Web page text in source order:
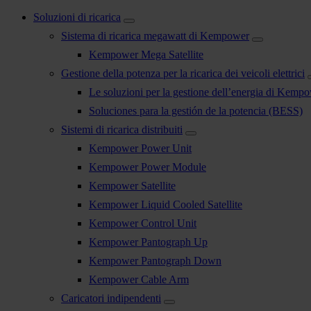
Soluzioni di ricarica
Sistema di ricarica megawatt di Kempower
Kempower Mega Satellite
Gestione della potenza per la ricarica dei veicoli elettrici
Le soluzioni per la gestione dell’energia di
Soluciones para la gestión de la potencia (BESS)
Sistemi di ricarica distribuiti
Kempower Power Unit
Kempower Power Module
Kempower Satellite
Kempower Liquid Cooled Satellite
Kempower Control Unit
Kempower Pantograph Up
Kempower Pantograph Down
Kempower Cable Arm
Caricatori indipendenti